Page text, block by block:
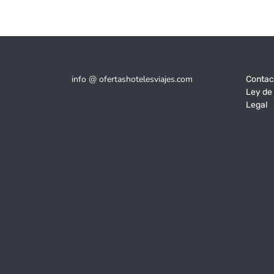
info @ ofertashotelesviajes.com
Ley
Legal